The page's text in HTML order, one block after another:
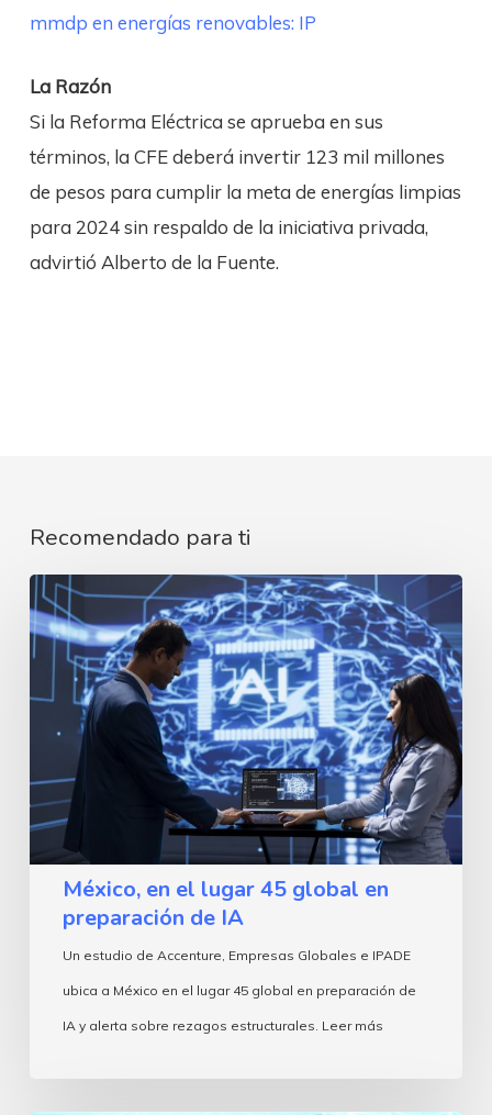
mmdp en energías renovables: IP
La Razón
Si la Reforma Eléctrica se aprueba en sus
términos, la CFE deberá invertir 123 mil millones
de pesos para cumplir la meta de energías limpias
para 2024 sin respaldo de la iniciativa privada,
advirtió Alberto de la Fuente.
Recomendado para ti
México,
en
el
lugar
global
en
preparación
de
México, en el lugar 45 global en
preparación de IA
Un estudio de Accenture, Empresas Globales e IPADE
ubica a México en el lugar 45 global en preparación de
IA y alerta sobre rezagos estructurales. Leer más